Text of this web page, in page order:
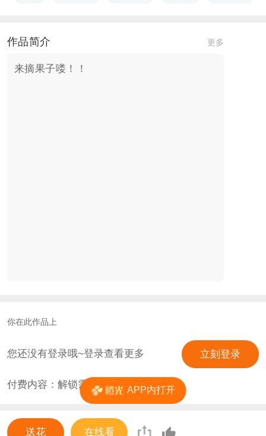
作品简介 更多
来摘果子喽！！
你在此作品上
您还没有登录哦~登录查看更多 立刻登录
付费内容：解锁需 0花
送花 在线看
APP内打开